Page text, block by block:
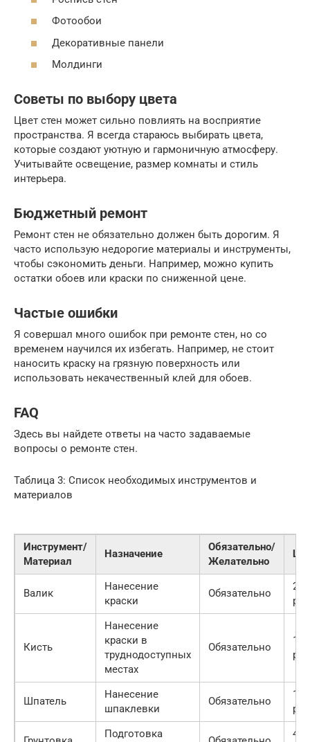
Фотообои
Декоративные панели
Молдинги
Советы по выбору цвета
Цвет стен может сильно повлиять на восприятие
пространства. Я всегда стараюсь выбирать цвета,
которые создают уютную и гармоничную атмосферу.
Учитывайте освещение, размер комнаты и стиль
интерьера.
Бюджетный ремонт
Ремонт стен не обязательно должен быть дорогим. Я
часто использую недорогие материалы и инструменты,
чтобы сэкономить деньги. Например, можно купить
остатки обоев или краски по сниженной цене.
Частые ошибки
Я совершал много ошибок при ремонте стен, но со
временем научился их избегать. Например, не стоит
наносить краску на грязную поверхность или
использовать некачественный клей для обоев.
FAQ
Здесь вы найдете ответы на часто задаваемые
вопросы о ремонте стен.
Таблица 3: Список необходимых инструментов и
материалов
Инструмент/
Материал
Назначение
Обязательно/
Желательно
Валик
Нанесение
краски
Обязательно
200
Кисть
Нанесение
краски в
труднодоступных
местах
Обязательно
100
Шпатель
Нанесение
шпаклевки
Обязательно
150
Подготовка 400